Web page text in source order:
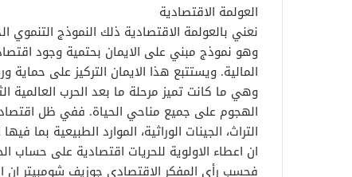
العولمة الاقتصادية
نعني بالعولمة الاقتصادية ذلك النموذج
وهو نموذج مبني على الايمان بحتمية وجود
المالية. ويستتبع هذا الايمان التركيز على حماية
وهي ما كانت تميز مرحلة ما بعد الحرب العالمية
الهجوم على جميع مناحي الحياة. ففي ظل
التراث، الجينات الوراثية، الموارد الطبيعية بما
ان اعطاء الاولوية للحريات اقتصادية على حساب
فحسب رأي المفكر الاقتصادي جوزيف شومبيتر ان